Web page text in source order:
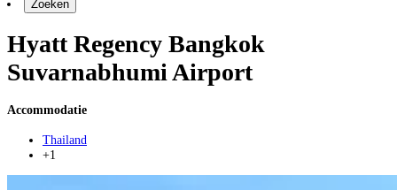
Zoeken
Hyatt Regency Bangkok
Suvarnabhumi Airport
Accommodatie
Thailand
+1